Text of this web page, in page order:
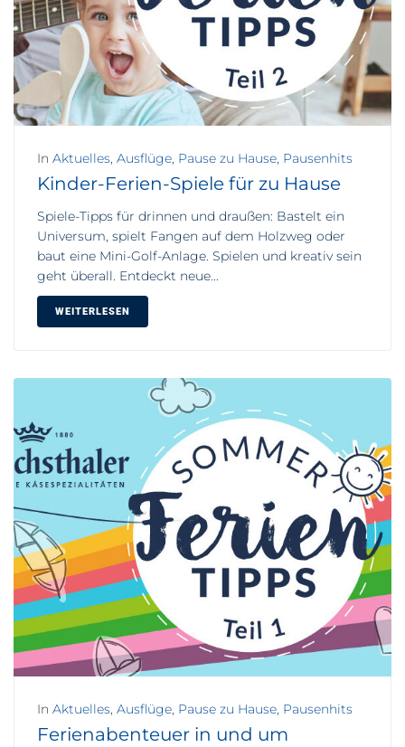
In Aktuelles, Ausflüge, Pause zu Hause, Pausenhits
Kinder-Ferien-Spiele für zu Hause
Spiele-Tipps für drinnen und draußen: Bastelt ein
Universum, spielt Fangen auf dem Holzweg oder
baut eine Mini-Golf-Anlage. Spielen und kreativ sein
geht überall. Entdeckt neue...
WEITERLESEN
In Aktuelles, Ausflüge, Pause zu Hause, Pausenhits
Ferienabenteuer in und um